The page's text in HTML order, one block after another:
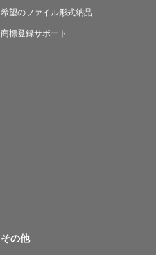
希望のファイル形式納品
商標登録サポート
その他